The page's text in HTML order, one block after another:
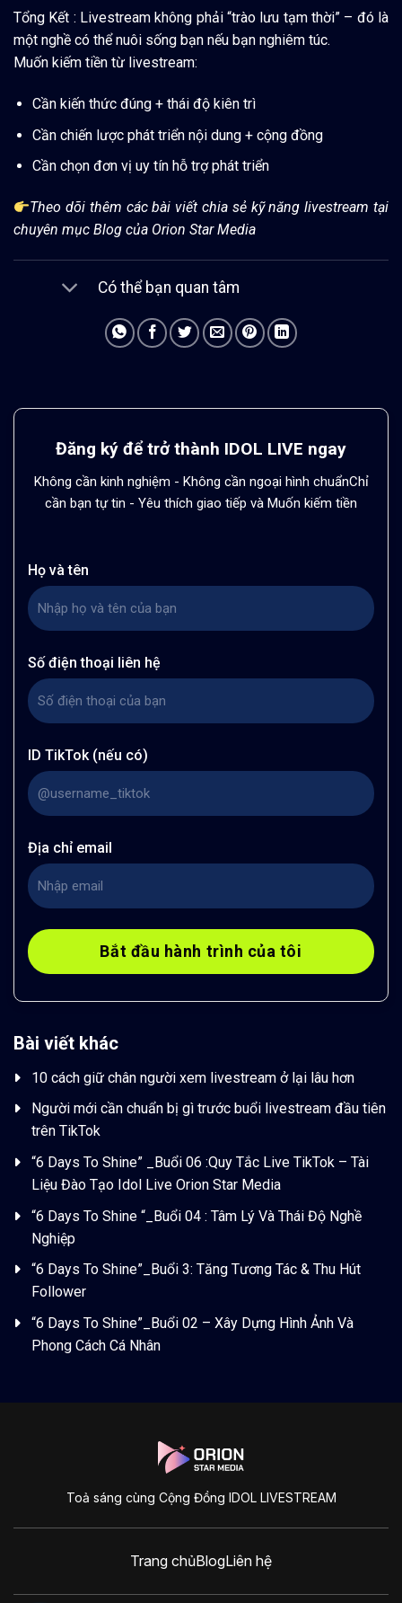
Tổng Kết : Livestream không phải “trào lưu tạm thời” – đó là
một nghề có thể nuôi sống bạn nếu bạn nghiêm túc.
Muốn kiếm tiền từ livestream:
Cần kiến thức đúng + thái độ kiên trì
Cần chiến lược phát triển nội dung + cộng đồng
Cần chọn đơn vị uy tín hỗ trợ phát triển
Theo dõi thêm các bài viết chia sẻ kỹ năng livestream tại
chuyên mục Blog của Orion Star Media
Có thể bạn quan tâm
Đăng ký để trở thành IDOL LIVE ngay
Không cần kinh nghiệm - Không cần ngoại hình chuẩnChỉ
cần bạn tự tin - Yêu thích giao tiếp và Muốn kiếm tiền
Họ và tên
Số điện thoại liên hệ
ID TikTok (nếu có)
Địa chỉ email
Bài viết khác
10 cách giữ chân người xem livestream ở lại lâu hơn
Người mới cần chuẩn bị gì trước buổi livestream đầu tiên
trên TikTok
“6 Days To Shine” _Buổi 06 :Quy Tắc Live TikTok – Tài
Liệu Đào Tạo Idol Live Orion Star Media
“6 Days To Shine “_Buổi 04 : Tâm Lý Và Thái Độ Nghề
Nghiệp
“6 Days To Shine”_Buổi 3: Tăng Tương Tác & Thu Hút
Follower
“6 Days To Shine”_Buổi 02 – Xây Dựng Hình Ảnh Và
Phong Cách Cá Nhân
Toả sáng cùng Cộng Đồng IDOL LIVESTREAM
Trang chủBlogLiên hệ